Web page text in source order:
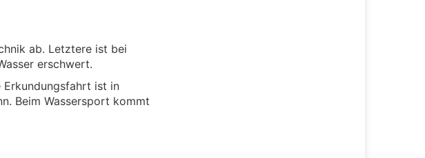
ab. Letztere ist bei
erschwert.
Erkundungsfahrt ist in
Beim Wassersport kommt